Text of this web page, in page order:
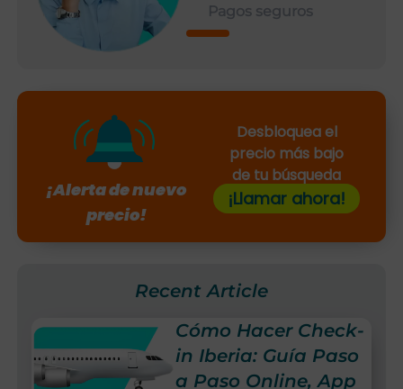
Pagos seguros
¡Alerta de nuevo
precio!
Desbloquea el
precio más bajo
de tu búsqueda
¡Llamar ahora!
Recent Article
Cómo Hacer Check-
in Iberia: Guía Paso
a Paso Online, App